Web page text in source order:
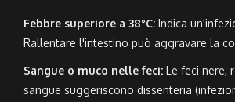
Febbre superiore a 38°C: Indica
Rallentare l'intestino può aggravare la
Sangue o muco nelle feci: Le feci nere,
sangue suggeriscono dissenteria